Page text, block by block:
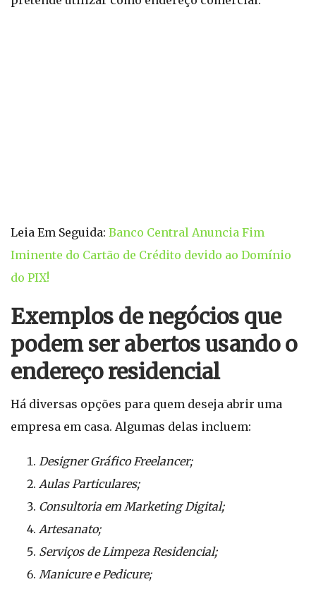
Leia Em Seguida: Banco Central Anuncia Fim
Iminente do Cartão de Crédito devido ao Domínio
do PIX!
Exemplos de negócios que
podem ser abertos usando o
endereço residencial
Há diversas opções para quem deseja abrir uma
empresa em casa. Algumas delas incluem:
Designer Gráfico Freelancer;
Aulas Particulares;
Consultoria em Marketing Digital;
Artesanato;
Serviços de Limpeza Residencial;
Manicure e Pedicure;